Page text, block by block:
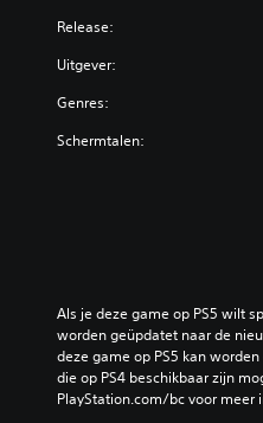
Release:
Uitgever:
Genres:
Schermtalen:
Als je deze game op PS5 wilt
worden geüpdatet naar de
deze game op PS5 kan
die op PS4 beschikbaar zijn
PlayStation.com/bc voor meer